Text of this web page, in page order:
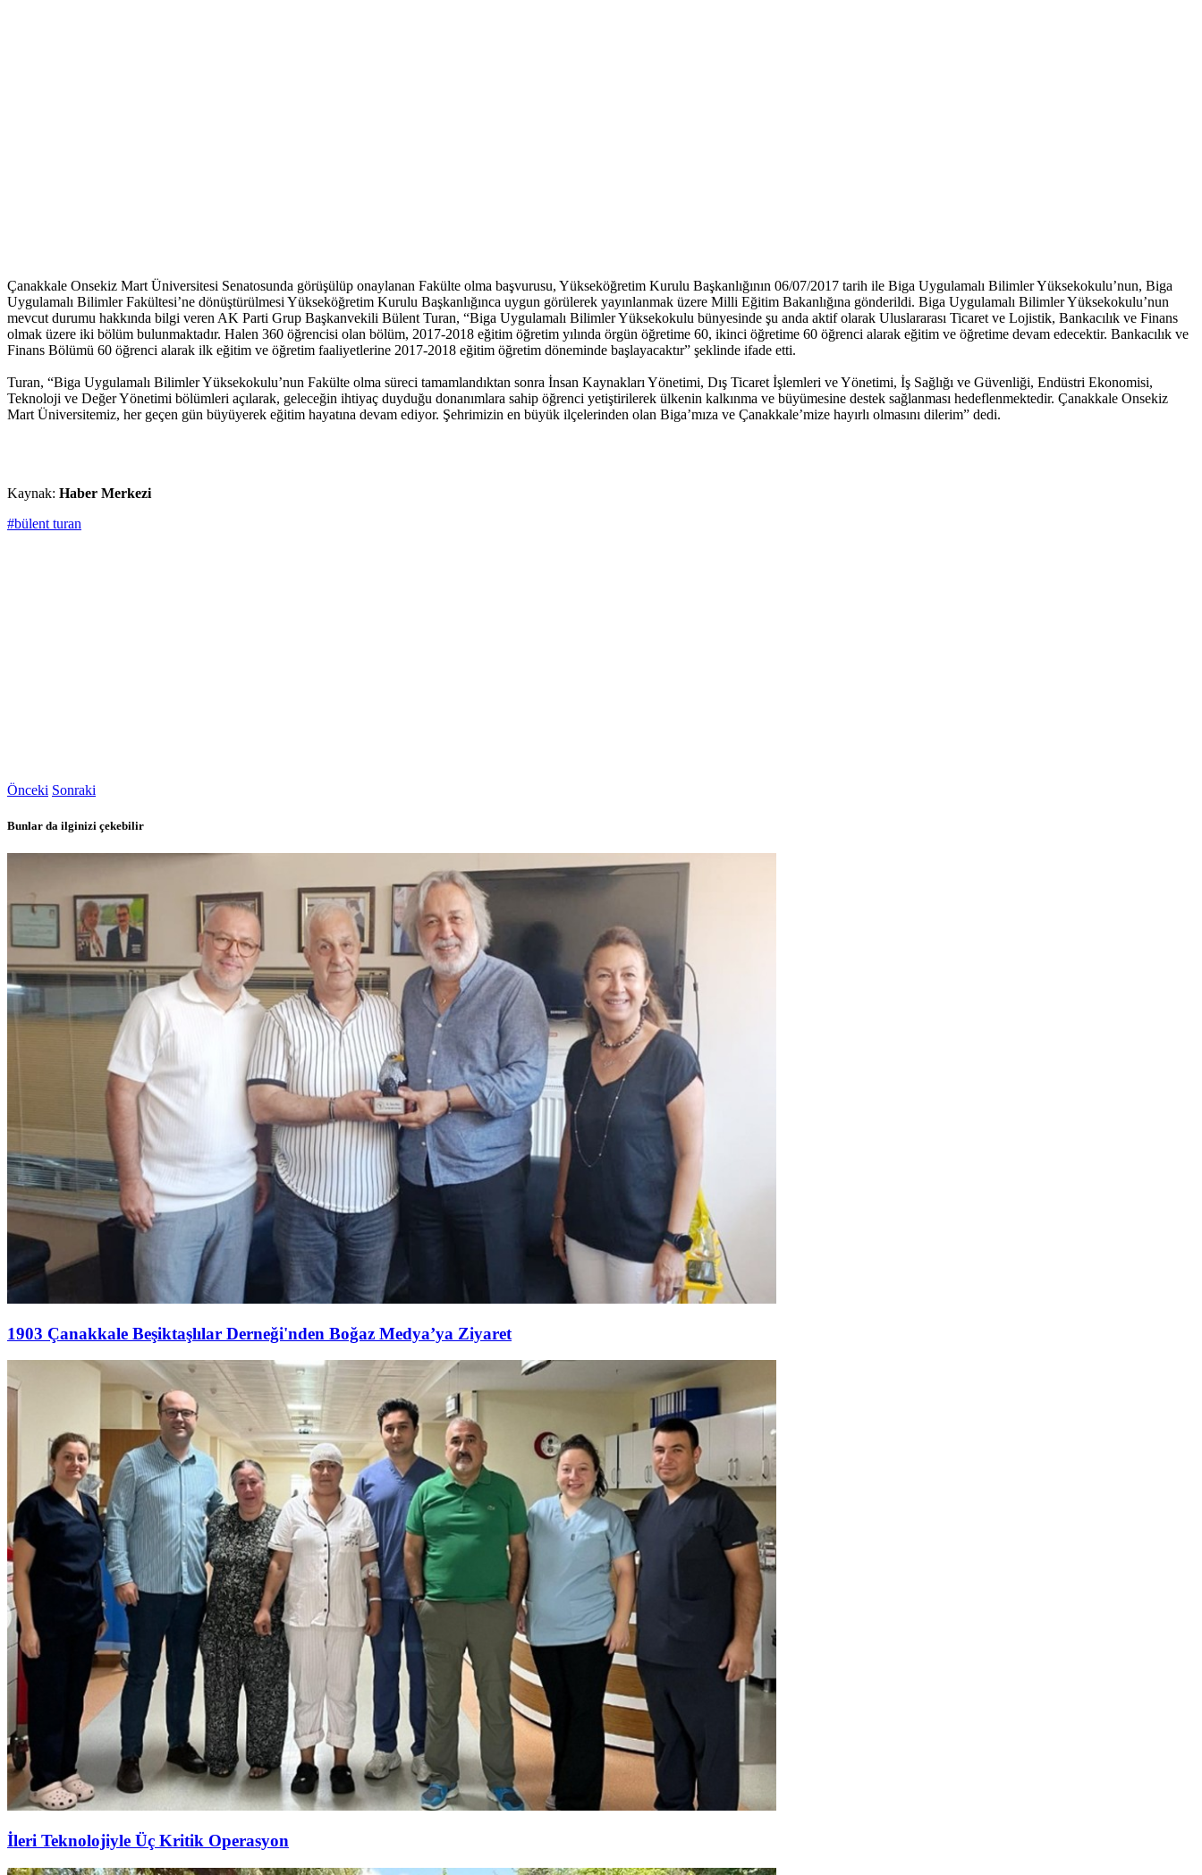
Çanakkale Onsekiz Mart Üniversitesi Senatosunda görüşülüp onaylanan Fakülte olma başvurusu, Yükseköğretim Kurulu Başkanlığının 06/07/2017 tarih ile Biga Uygulamalı Bilimler Yüksekokulu’nun, Biga
Uygulamalı Bilimler Fakültesi’ne dönüştürülmesi Yükseköğretim Kurulu Başkanlığınca uygun görülerek yayınlanmak üzere Milli Eğitim Bakanlığına gönderildi. Biga Uygulamalı Bilimler Yüksekokulu’nun
mevcut durumu hakkında bilgi veren AK Parti Grup Başkanvekili Bülent Turan, “Biga Uygulamalı Bilimler Yüksekokulu bünyesinde şu anda aktif olarak Uluslararası Ticaret ve Lojistik, Bankacılık ve Finans
olmak üzere iki bölüm bulunmaktadır. Halen 360 öğrencisi olan bölüm, 2017-2018 eğitim öğretim yılında örgün öğretime 60, ikinci öğretime 60 öğrenci alarak eğitim ve öğretime devam edecektir. Bankacılık ve
Finans Bölümü 60 öğrenci alarak ilk eğitim ve öğretim faaliyetlerine 2017-2018 eğitim öğretim döneminde başlayacaktır” şeklinde ifade etti.
Turan, “Biga Uygulamalı Bilimler Yüksekokulu’nun Fakülte olma süreci tamamlandıktan sonra İnsan Kaynakları Yönetimi, Dış Ticaret İşlemleri ve Yönetimi, İş Sağlığı ve Güvenliği, Endüstri Ekonomisi,
Teknoloji ve Değer Yönetimi bölümleri açılarak, geleceğin ihtiyaç duyduğu donanımlara sahip öğrenci yetiştirilerek ülkenin kalkınma ve büyümesine destek sağlanması hedeflenmektedir. Çanakkale Onsekiz
Mart Üniversitemiz, her geçen gün büyüyerek eğitim hayatına devam ediyor. Şehrimizin en büyük ilçelerinden olan Biga’mıza ve Çanakkale’mize hayırlı olmasını dilerim” dedi.
Kaynak: Haber Merkezi
#bülent turan
Önceki Sonraki
Bunlar da ilginizi çekebilir
1903 Çanakkale Beşiktaşlılar Derneği'nden Boğaz Medya’ya Ziyaret
İleri Teknolojiyle Üç Kritik Operasyon